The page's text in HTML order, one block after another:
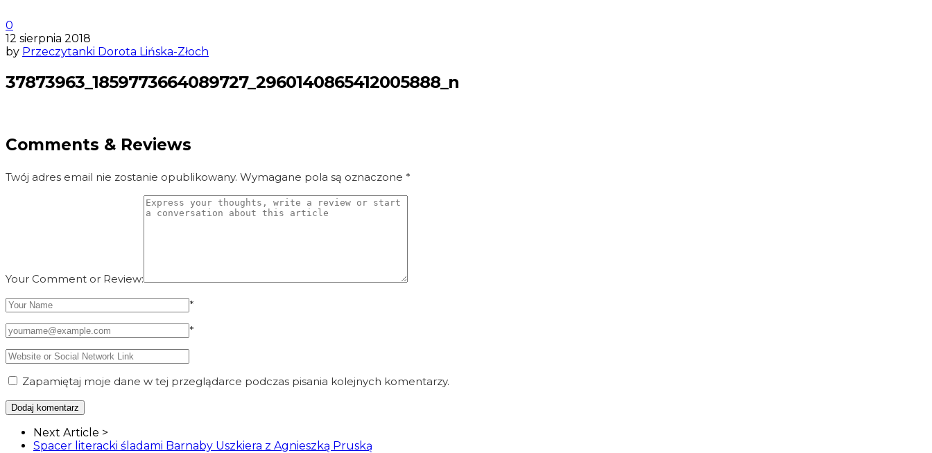
0
12 sierpnia 2018
by Przeczytanki Dorota Lińska-Złoch
37873963_1859773664089727_2960140865412005888_n
Comments & Reviews
Twój adres email nie zostanie opublikowany. Wymagane pola są oznaczone *
Your Comment or Review:
*
*
Zapamiętaj moje dane w tej przeglądarce podczas pisania kolejnych komentarzy.
Article
Navigation
Next Article >
Spacer literacki śladami Barnaby Uszkiera z Agnieszką Pruską